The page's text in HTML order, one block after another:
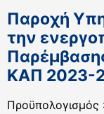
Παροχή
την
ΚΑΠ 2023-
Προϋπολογισμός